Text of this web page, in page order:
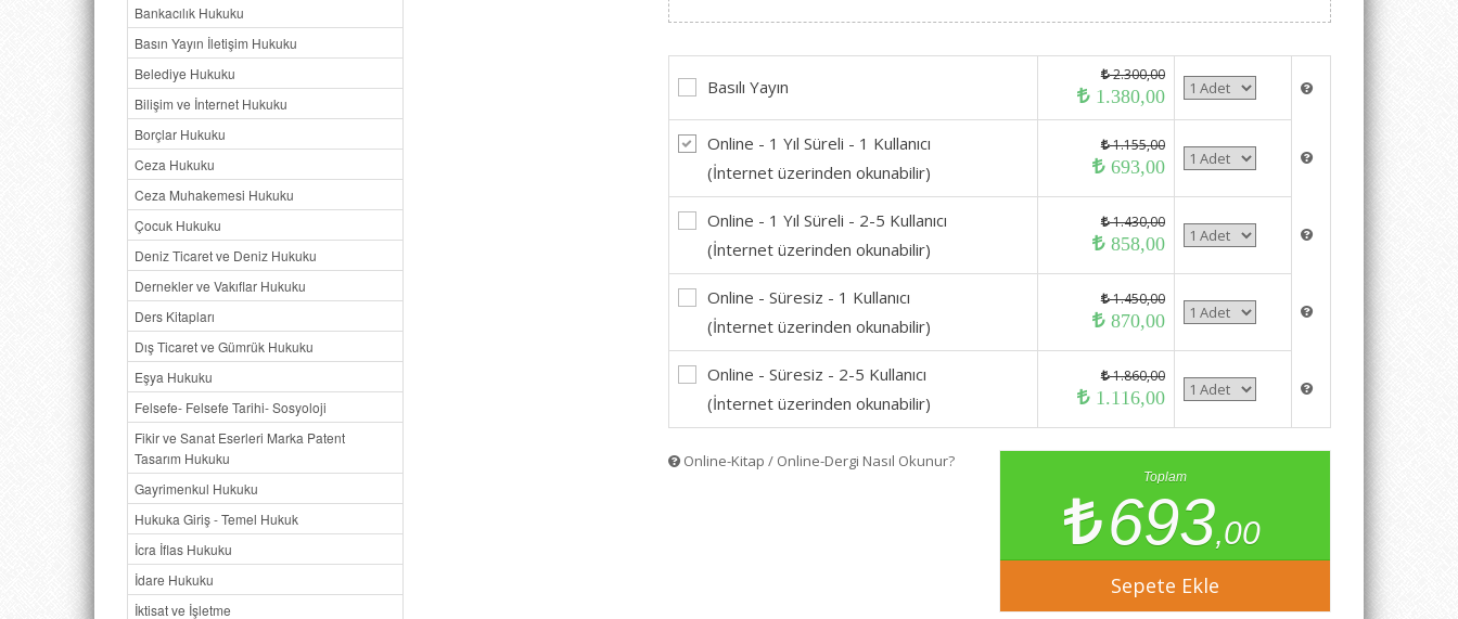
Bankacılık Hukuku
Basın Yayın İletişim Hukuku
Belediye Hukuku
Bilişim ve İnternet Hukuku
Borçlar Hukuku
Ceza Hukuku
Ceza Muhakemesi Hukuku
Çocuk Hukuku
Deniz Ticaret ve Deniz Hukuku
Dernekler ve Vakıflar Hukuku
Ders Kitapları
Dış Ticaret ve Gümrük Hukuku
Eşya Hukuku
Felsefe- Felsefe Tarihi- Sosyoloji
Fikir ve Sanat Eserleri Marka Patent
Tasarım Hukuku
Gayrimenkul Hukuku
Hukuka Giriş - Temel Hukuk
İcra İflas Hukuku
İdare Hukuku
İktisat ve İşletme
Basılı Yayın
2.300,00
1.380,00
Online - 1 Yıl Süreli - 1 Kullanıcı
(İnternet üzerinden okunabilir)
1.155,00
693,00
Online - 1 Yıl Süreli - 2-5 Kullanıcı
(İnternet üzerinden okunabilir)
1.430,00
858,00
Online - Süresiz - 1 Kullanıcı
(İnternet üzerinden okunabilir)
1.450,00
870,00
Online - Süresiz - 2-5 Kullanıcı
(İnternet üzerinden okunabilir)
1.860,00
1.116,00
Online-Kitap / Online-Dergi Nasıl Okunur?
Toplam
693,00